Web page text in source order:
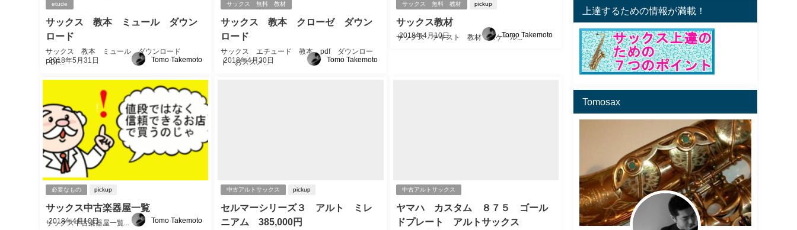
etude
サックス 教本 ミュール ダウン
ロード
サックス 教本 ミュール ダウンロード
PDF...
2018年5月31日 Tomo Takemoto
サックス 無料 教材
サックス 教本 クローゼ ダウン
ロード
サックス エチュード 教本 pdf ダウンロー
ド おススメ...
2018年4月30日 Tomo Takemoto
サックス 無料 教材 pickup
サックス教材
サックス テキスト 教材 スケール...
2018年4月10日 Tomo Takemoto
必要なもの pickup
サックス中古楽器屋一覧
サックス中古楽器屋一覧...
2018年4月10日 Tomo Takemoto
中古アルトサックス pickup
セルマーシリーズ３ アルト ミレ
ニアム 385,000円
中古アルトサックス
ヤマハ カスタム ８７５ ゴール
ドプレート アルトサックス
上達するための情報が満載！
Tomosax